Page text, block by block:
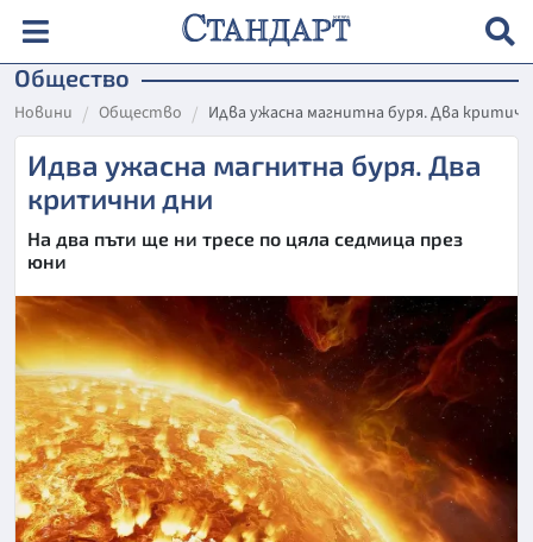
Общество
Новини Общество Идва ужасна магнитна буря. Два
Идва ужасна магнитна буря. Два
критични дни
На два пъти ще ни тресе по цяла седмица през
юни